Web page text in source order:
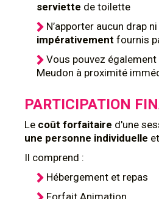
serviette de toilette
N’apporter aucun drap
impérativement fournis
Vous pouvez également
Meudon à proximité
PARTICIPATION
Le coût forfaitaire d'une
une personne individuelle
Il comprend :
Hébergement et repas
Forfait Animation